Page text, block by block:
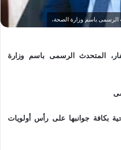
الرسمى باسم وزارة الصحة،
المتحدث الرسمى باسم وزارة
بكافة جوانبها على رأس أولويات